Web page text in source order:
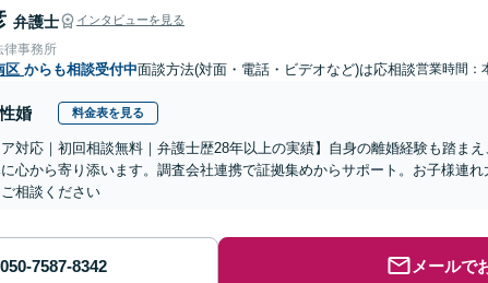
弁護士 インタビューを見る
律事務所
区 からも相談受付中面談方法(対面・電話・ビデオなど)は応相談営業時間：
婚 料金表を見る
ア対応｜初回相談無料｜弁護士歴28年以上の実績】自身の離婚経験も踏ま
心から寄り添います。調査会社連携で証拠集めからサポート。お子様連
相談ください
メールで